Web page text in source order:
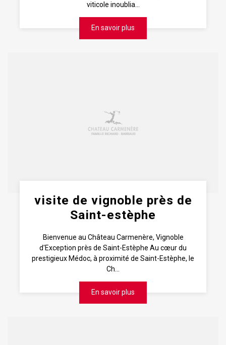
viticole inoublia...
En savoir plus
visite de vignoble près de
Saint-estèphe
Bienvenue au Château Carmenère, Vignoble
d'Exception près de Saint-Estèphe Au cœur du
prestigieux Médoc, à proximité de Saint-Estèphe, le
Ch...
En savoir plus